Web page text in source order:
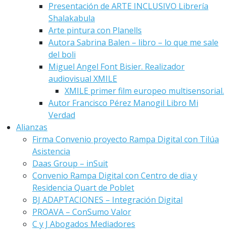
Presentación de ARTE INCLUSIVO Librería
Shalakabula
Arte pintura con Planells
Autora Sabrina Balen – libro – lo que me sale
del boli
Miguel Angel Font Bisier. Realizador
audiovisual XMILE
XMILE primer film europeo multisensorial.
Autor Francisco Pérez Manogil Libro Mi
Verdad
Alianzas
Firma Convenio proyecto Rampa Digital con Tilúa
Asistencia
Daas Group – inSuit
Convenio Rampa Digital con Centro de dia y
Residencia Quart de Poblet
BJ ADAPTACIONES – Integración Digital
PROAVA – ConSumo Valor
C y J Abogados Mediadores